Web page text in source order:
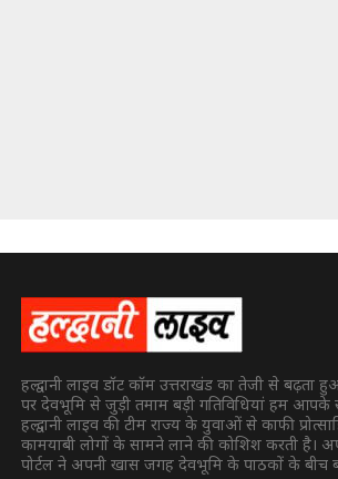
हल्द्वानी लाइव डॉट कॉम उत्तराखंड का तेजी से बढ़ता
पर देवभूमि से जुड़ी तमाम बड़ी गतिविधियां हम आपके
हल्द्वानी लाइव की टीम राज्य के युवाओं से काफी
कामयाबी लोगों के सामने लाने की कोशिश करती है।
पोर्टल ने अपनी खास जगह देवभूमि के पाठकों के बीच